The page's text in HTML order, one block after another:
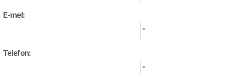
E-mel:
*
Telefon:
*